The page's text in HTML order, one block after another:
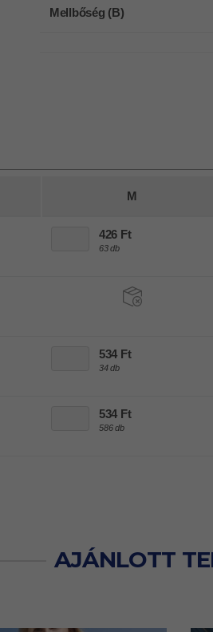
Mellbőség (B)
M
426 Ft
63 db
534 Ft
34 db
534 Ft
586 db
AJÁNLOTT